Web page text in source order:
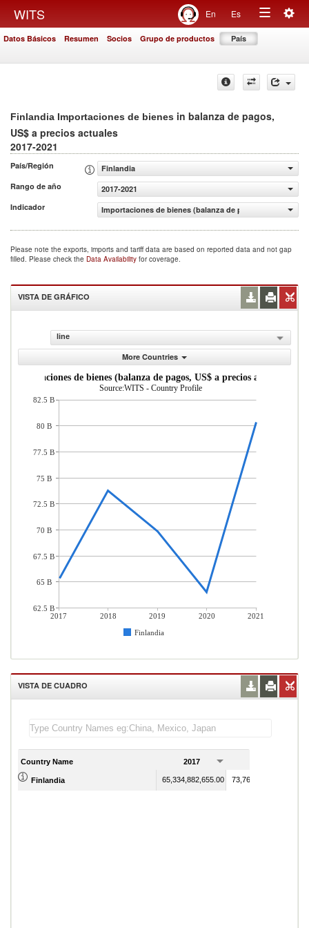
WITS En Es
Toggle
Datos Básicos Resumen Socios Grupo de productos País
Finlandia Importaciones de bienes in balanza de pagos,
US$ a precios actuales
2017-2021
País/Región
Finlandia
Rango de año
2017-2021
Indicador
Importaciones de bienes (balanza de pagos, US$ a
Please note the exports, imports and tariff data are based on reported data and not gap
filled. Please check the Data Availability for coverage.
VISTA DE GRÁFICO
line
More Countries
Importaciones de bienes (balanza de pagos, US$ a precios actuales)
Source:WITS - Country Profile
2017 2018 2019 2020
2021
Finlandia
82.5 B
80 B
77.5 B
75 B
72.5 B
70 B
67.5 B
65 B
62.5 B
VISTA DE CUADRO
Country Name 2017
Finlandia 65,334,882,655.00 73,768,718,885.00